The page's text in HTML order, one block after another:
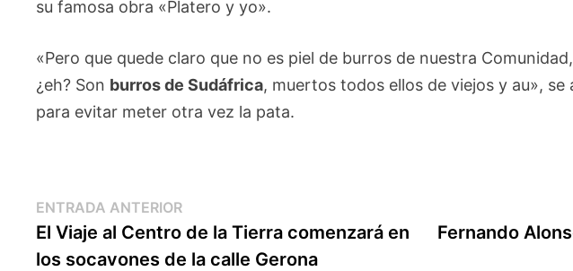
su famosa obra «Platero y yo».
«Pero que quede claro que no es piel de burros de nuestra
¿eh? Son burros de Sudáfrica, muertos todos ellos de viejos y au»,
para evitar meter otra vez la pata.
Navegación
de
ENTRADA ANTERIOREntrada
anterior:
El Viaje al Centro de la Tierra comenzará en
los socavones de la calle Gerona
Fernando